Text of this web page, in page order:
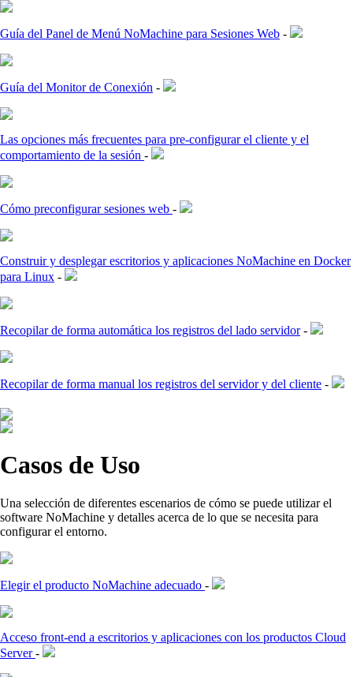
Guía del Panel de Menú NoMachine para Sesiones Web -
Guía del Monitor de Conexión -
Las opciones más frecuentes para pre-configurar el cliente y el
comportamiento de la sesión -
Cómo preconfigurar sesiones web -
Construir y desplegar escritorios y aplicaciones NoMachine en Docker
para Linux -
Recopilar de forma automática los registros del lado servidor-
Recopilar de forma manual los registros del servidor y del cliente -
Casos de Uso
Una selección de diferentes escenarios de cómo se puede utilizar el
software NoMachine y detalles acerca de lo que se necesita para
configurar el entorno.
Elegir el producto NoMachine adecuado -
Acceso front-end a escritorios y aplicaciones con los productos Cloud
Server-